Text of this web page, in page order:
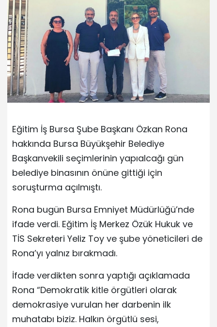
Eğitim İş Bursa Şube Başkanı Özkan Rona
hakkında Bursa Büyükşehir Belediye
Başkanvekili seçimlerinin yapıalcağı gün
belediye binasının önüne gittiği için
soruşturma açılmıştı.
Rona bugün Bursa Emniyet Müdürlüğü’nde
ifade verdi. Eğitim İş Merkez Özük Hukuk ve
TİS Sekreteri Yeliz Toy ve şube yöneticileri de
Rona’yı yalnız bırakmadı.
İfade verdikten sonra yaptığı açıklamada
Rona “Demokratik kitle örgütleri olarak
demokrasiye vurulan her darbenin ilk
muhatabı biziz. Halkın örgütlü sesi,